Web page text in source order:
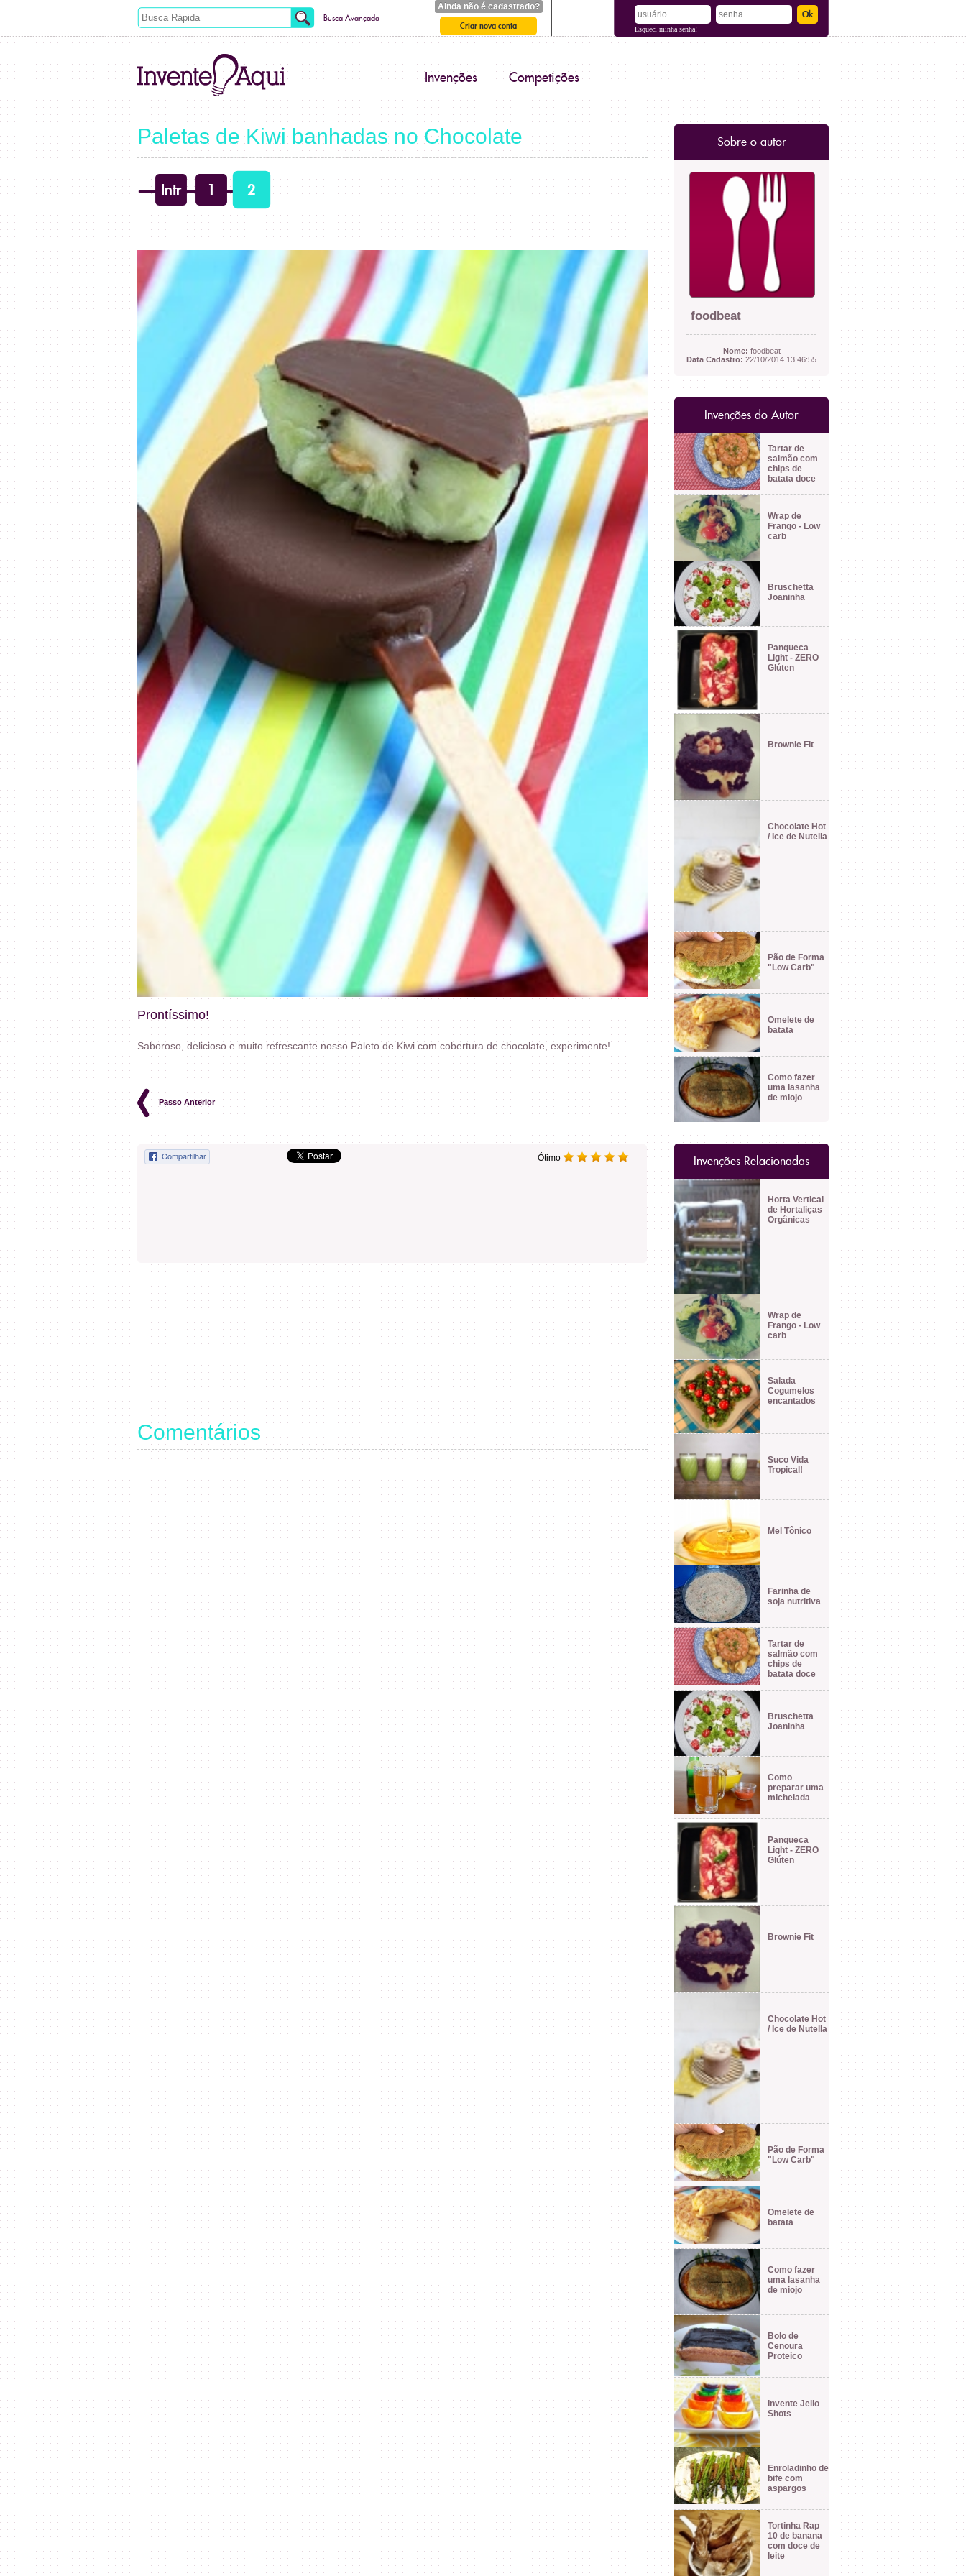
Busca Avançada
Ainda não é cadastrado?
Criar nova conta
Esqueci minha senha!
Invenções Competições
Paletas de Kiwi banhadas no Chocolate
Intr 1 2
Prontíssimo!
Saboroso, delicioso e muito refrescante nosso Paleto de Kiwi com cobertura de chocolate, experimente!
Passo Anterior
Compartilhar Ótimo
Comentários
Sobre o autor
foodbeat
Nome: foodbeat
Data Cadastro: 22/10/2014 13:46:55
Invenções do Autor
Tartar de
salmão com
chips de
batata doce
Wrap de
Frango - Low
carb
Bruschetta
Joaninha
Panqueca
Light - ZERO
Glúten
Brownie Fit
Chocolate Hot
/ Ice de Nutella
Pão de Forma
"Low Carb"
Omelete de
batata
Como fazer
uma lasanha
de miojo
Invenções Relacionadas
Horta Vertical
de Hortaliças
Orgânicas
Wrap de
Frango - Low
carb
Salada
Cogumelos
encantados
Suco Vida
Tropical!
Mel Tônico
Farinha de
soja nutritiva
Tartar de
salmão com
chips de
batata doce
Bruschetta
Joaninha
Como
preparar uma
michelada
Panqueca
Light - ZERO
Glúten
Brownie Fit
Chocolate Hot
/ Ice de Nutella
Pão de Forma
"Low Carb"
Omelete de
batata
Como fazer
uma lasanha
de miojo
Bolo de
Cenoura
Proteico
Invente Jello
Shots
Enroladinho de
bife com
aspargos
Tortinha Rap
10 de banana
com doce de
leite